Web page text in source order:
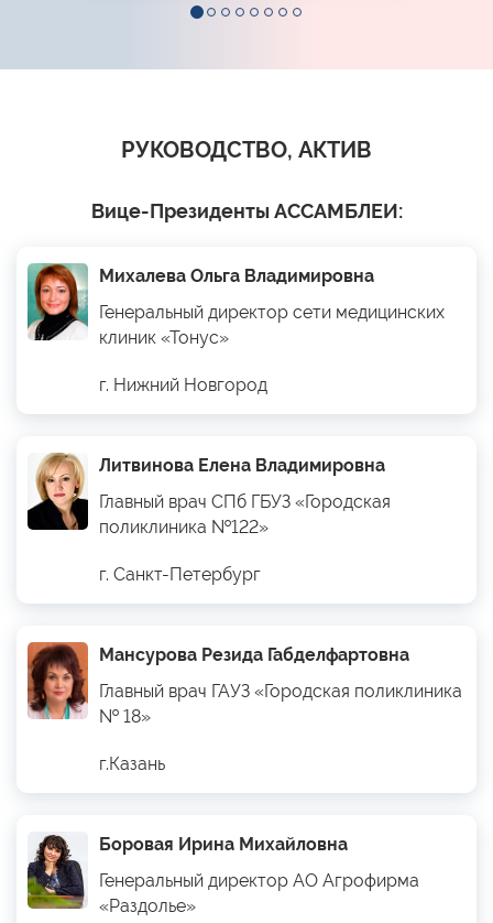
РУКОВОДСТВО, АКТИВ
Вице-Президенты АССАМБЛЕИ:
Михалева Ольга Владимировна
Генеральный директор сети медицинских
клиник «Тонус»
г. Нижний Новгород
Литвинова Елена Владимировна
Главный врач СПб ГБУЗ «Городская
поликлиника №122»
г. Санкт-Петербург
Мансурова Резида Габделфартовна
Главный врач ГАУЗ «Городская поликлиника
№ 18»
г.Казань
Боровая Ирина Михайловна
Генеральный директор АО Агрофирма
«Раздолье»